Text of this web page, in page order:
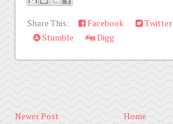
Share This: Facebook Twitter
Stumble
Digg
Newer Post Home